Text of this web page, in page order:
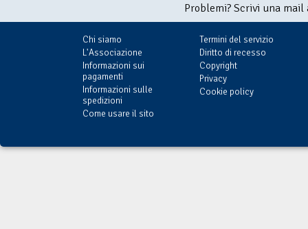
Problemi? Scrivi una
Chi siamo
L'Associazione
Informazioni sui
pagamenti
Informazioni sulle
spedizioni
Come usare il sito
Termini del servizio
Diritto di recesso
Copyright
Privacy
Cookie policy